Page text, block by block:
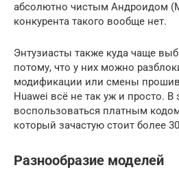
абсолютно чистым Андроидом
конкурента такого вообще нет.
Энтузиасты также куда чаще
потому, что у них можно
модификации или смены
Huawei всё не так уж и просто.
воспользоваться платным
который зачастую стоит более
Разнообразие моделей